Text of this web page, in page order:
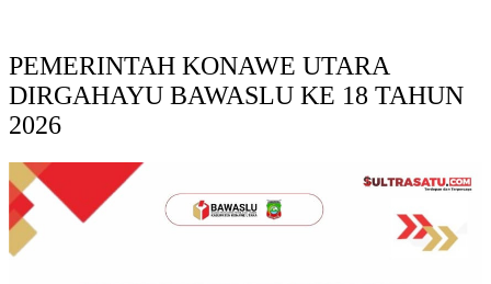
PEMERINTAH KONAWE UTARA
DIRGAHAYU BAWASLU KE 18 TAHUN
2026